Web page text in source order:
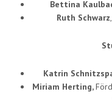
Bettina
Ruth Schwarz
Katrin
Miriam Herting,